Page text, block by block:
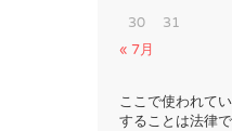
30
31
« 7月
ここで使われて
することは法律